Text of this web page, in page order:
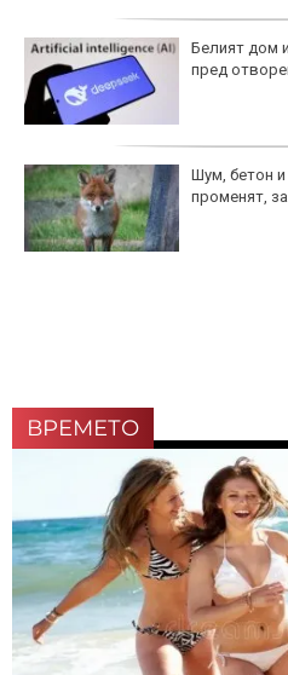
Белият дом
пред
Шум, бетон
променят,
ВРЕМЕТО